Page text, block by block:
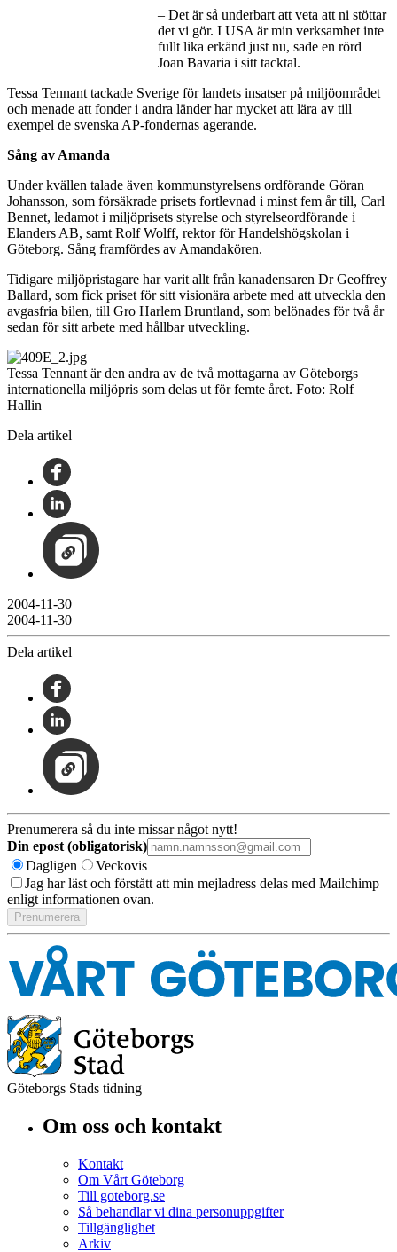
– Det är så underbart att veta att ni stöttar
det vi gör. I USA är min verksamhet inte
fullt lika erkänd just nu, sade en rörd
Joan Bavaria i sitt tacktal.
Tessa Tennant tackade Sverige för landets insatser på miljöområdet
och menade att fonder i andra länder har mycket att lära av till
exempel de svenska AP-fondernas agerande.
Sång av Amanda
Under kvällen talade även kommunstyrelsens ordförande Göran
Johansson, som försäkrade prisets fortlevnad i minst fem år till, Carl
Bennet, ledamot i miljöprisets styrelse och styrelseordförande i
Elanders AB, samt Rolf Wolff, rektor för Handelshögskolan i
Göteborg. Sång framfördes av Amandakören.
Tidigare miljöpristagare har varit allt från kanadensaren Dr Geoffrey
Ballard, som fick priset för sitt visionära arbete med att utveckla den
avgasfria bilen, till Gro Harlem Bruntland, som belönades för två år
sedan för sitt arbete med hållbar utveckling.
Tessa Tennant är den andra av de två mottagarna av Göteborgs
internationella miljöpris som delas ut för femte året. Foto: Rolf
Hallin
Dela artikel
2004-11-30
2004-11-30
Dela artikel
Prenumerera så du inte missar något nytt!
Din epost (obligatorisk)
Dagligen
Veckovis
Jag har läst och förstått att min mejladress delas med Mailchimp
enligt informationen ovan.
Göteborgs Stads tidning
Om oss och kontakt
Kontakt
Om Vårt Göteborg
Till goteborg.se
Så behandlar vi dina personuppgifter
Tillgänglighet
Arkiv